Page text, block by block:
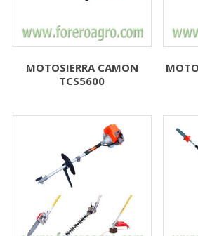
MOTOSIERRA CAMON
TCS5600